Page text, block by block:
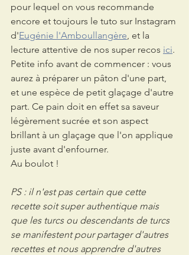
pour lequel on vous recommande
encore et toujours le tuto sur Instagram
d'Eugénie l'Amboullangère, et la
lecture attentive de nos super recos ici.
Petite info avant de commencer : vous
aurez à préparer un pâton d'une part,
et une espèce de petit glaçage d'autre
part. Ce pain doit en effet sa saveur
légèrement sucrée et son aspect
brillant à un glaçage que l'on applique
juste avant d'enfourner.
Au boulot !
PS : il n'est pas certain que cette
recette soit super authentique mais
que les turcs ou descendants de turcs
se manifestent pour partager d'autres
recettes et nous apprendre d'autres